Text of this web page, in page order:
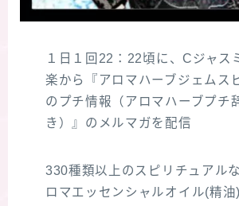
１日１回22：22頃に、Cジャス
楽から『アロマハーブジェムス
のプチ情報（アロマハーブプチ
き）』のメルマガを配信
330種類以上のスピリチュアル
ロマエッセンシャルオイル(精油